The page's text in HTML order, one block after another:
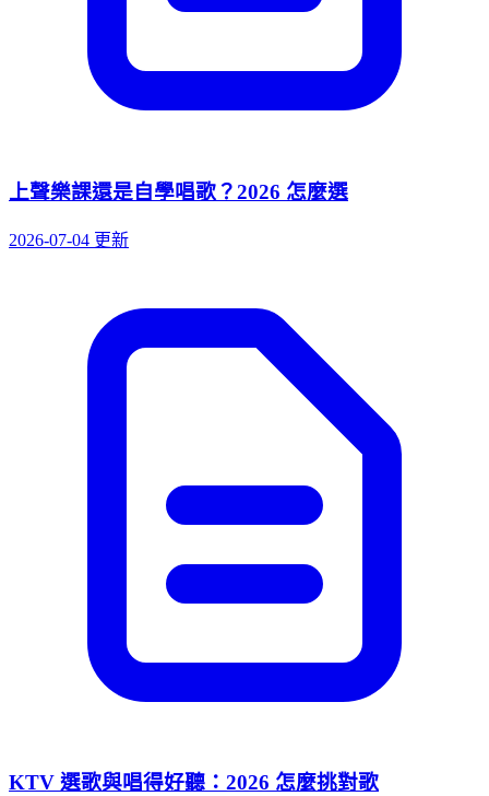
上聲樂課還是自學唱歌？2026 怎麼選
2026-07-04 更新
KTV 選歌與唱得好聽：2026 怎麼挑對歌